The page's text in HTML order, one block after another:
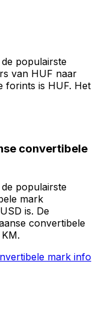
populairste
van HUF naar
forints is HUF. Het
convertibele
populairste
mark
is. De
convertibele
mark info